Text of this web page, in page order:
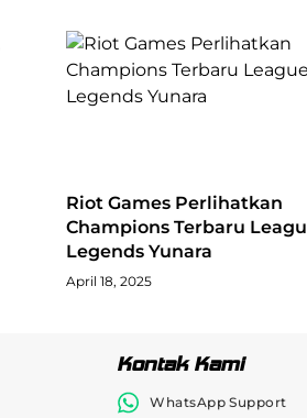
Riot Games Perlihatkan
Champions Terbaru
Legends Yunara
April 18, 2025
Kontak Kami
WhatsApp Support